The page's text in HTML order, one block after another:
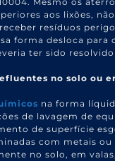
aos lixões,
resíduos
forma desloca para
ter sido
no solo ou
na forma
de lavagem de
de superfície
com metais
no solo, em